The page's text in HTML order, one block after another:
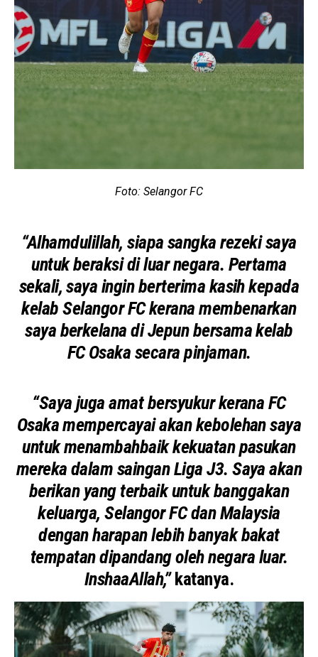
Foto: Selangor FC
“Alhamdulillah, siapa sangka rezeki saya
untuk beraksi di luar negara. Pertama
sekali, saya ingin berterima kasih kepada
kelab Selangor FC kerana membenarkan
saya berkelana di Jepun bersama kelab
FC Osaka secara pinjaman.
“Saya juga amat bersyukur kerana FC
Osaka mempercayai akan kebolehan saya
untuk menambahbaik kekuatan pasukan
mereka dalam saingan Liga J3. Saya akan
berikan yang terbaik untuk banggakan
keluarga, Selangor FC dan Malaysia
dengan harapan lebih banyak bakat
tempatan dipandang oleh negara luar.
InshaaAllah,”katanya.